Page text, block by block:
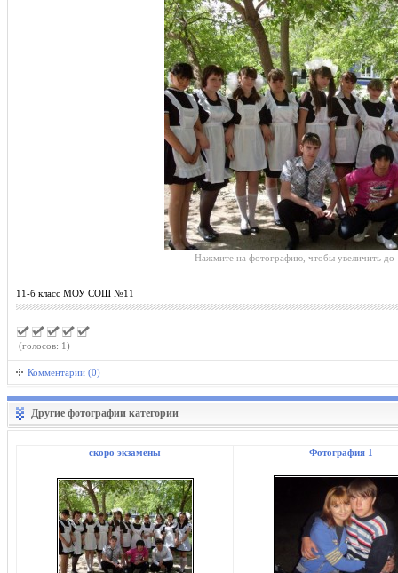
Нажмите на фотографию, чтобы увеличить
11-б класс МОУ СОШ №11
(голосов: 1)
Комментарии (0)
Другие фотографии категории
скоро экзамены Фотография 1